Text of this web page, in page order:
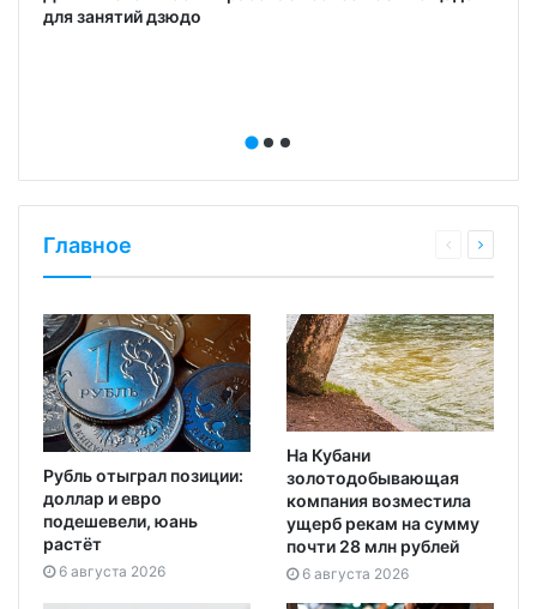
для занятий дзюдо
Главное
Рубль отыграл позиции:
доллар и евро
подешевели, юань
растёт
6 августа 2026
На Кубани
золотодобывающая
компания возместила
ущерб рекам на сумму
почти 28 млн рублей
6 августа 2026